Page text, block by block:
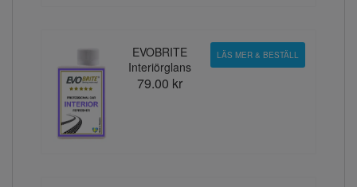
EVOBRITE
Interiörglans
79.00 kr
LÄS MER & BESTÄLL